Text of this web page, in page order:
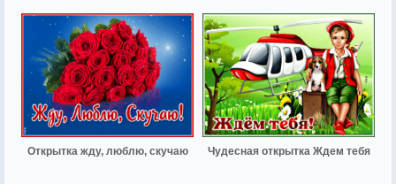
Открытка жду, люблю, скучаю Чудесная открытка Ждем тебя